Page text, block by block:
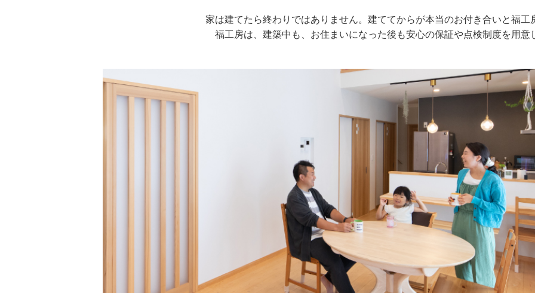
家は建てたら終わりではありません。建ててからが本当のお付き合いと福工
福工房は、建築中も、お住まいになった後も安心の保証や点検制度を用意